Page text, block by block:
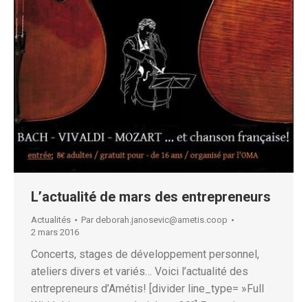
L’actualité de mars des entrepreneurs
Actualités Par deborah.janosevic@ametis.coop
2 mars 2016
Concerts, stages de développement personnel,
ateliers divers et variés… Voici l’actualité des
entrepreneurs d’Amétis! [divider line_type= »Full